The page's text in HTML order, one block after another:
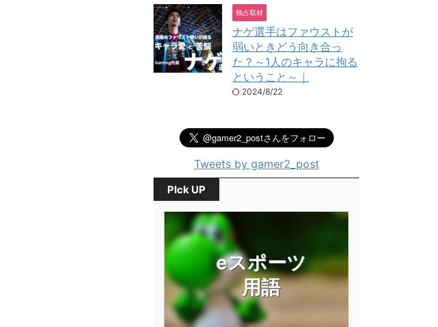
独占取材
ナゲ選手はファウストが
弱いときどう向き合っ
た？～1人のキャラに拘る
ということ～｜
2024/8/22
Tweets by gamer2_post
PIck UP
eスポーツ
用語